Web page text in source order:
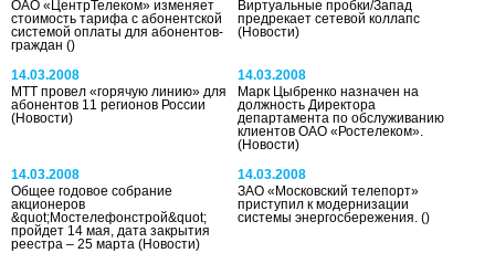
ОАО «ЦентрТелеком» изменяет
стоимость тарифа с абонентской
системой оплаты для абонентов-
граждан ()
Виртуальные пробки/Запад
предрекает сетевой коллапс
(Новости)
14.03.2008
МТТ провел «горячую линию» для
абонентов 11 регионов России
(Новости)
14.03.2008
Марк Цыбренко назначен на
должность Директора
департамента по обслуживанию
клиентов ОАО «Ростелеком».
(Новости)
14.03.2008
Общее годовое собрание
акционеров
&quot;Мостелефонстрой&quot;
пройдет 14 мая, дата закрытия
реестра – 25 марта (Новости)
14.03.2008
ЗАО «Московский телепорт»
приступил к модернизации
системы энергосбережения.()